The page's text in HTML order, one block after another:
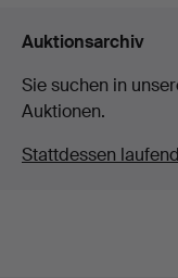
Auktionsarchiv
Sie suchen in
Auktionen.
Stattdessen